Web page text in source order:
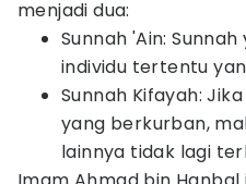
menjadi dua:
Sunnah 'Ain:
individu tertentu
Sunnah Kifayah:
yang berkurban,
lainnya tidak lagi